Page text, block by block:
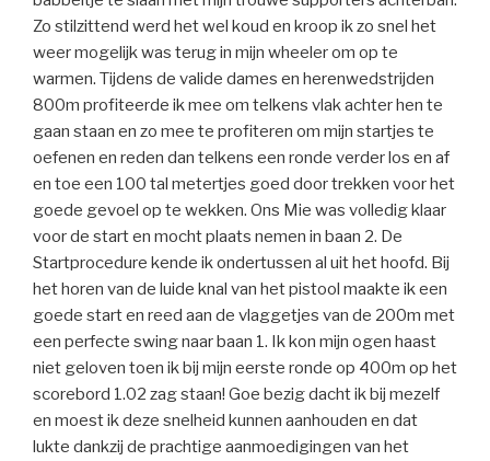
Zo stilzittend werd het wel koud en kroop ik zo snel het
weer mogelijk was terug in mijn wheeler om op te
warmen. Tijdens de valide dames en herenwedstrijden
800m profiteerde ik mee om telkens vlak achter hen te
gaan staan en zo mee te profiteren om mijn startjes te
oefenen en reden dan telkens een ronde verder los en af
en toe een 100 tal metertjes goed door trekken voor het
goede gevoel op te wekken. Ons Mie was volledig klaar
voor de start en mocht plaats nemen in baan 2. De
Startprocedure kende ik ondertussen al uit het hoofd. Bij
het horen van de luide knal van het pistool maakte ik een
goede start en reed aan de vlaggetjes van de 200m met
een perfecte swing naar baan 1. Ik kon mijn ogen haast
niet geloven toen ik bij mijn eerste ronde op 400m op het
scorebord 1.02 zag staan! Goe bezig dacht ik bij mezelf
en moest ik deze snelheid kunnen aanhouden en dat
lukte dankzij de prachtige aanmoedigingen van het